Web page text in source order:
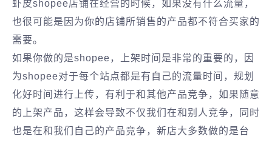
虾皮shopee店铺在经营的时候，如果没有什么流量，
也很可能是因为你的店铺所销售的产品都不符合买家的
需要。
如果你做的是shopee，上架时间是非常的重要的，因
为shopee对于每个站点都是有自己的流量时间，规划
化好时间进行上传，有利于和其他产品竞争，如果随意
的上架产品，这样会导致不仅我们在和别人竞争，同时
也是在和我们自己的产品竞争，新店大多数做的是台